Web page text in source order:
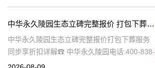
中华永久陵园生态立碑完整报价 打包下葬服务同步享折扣详解
中华永久陵园生态立碑完整报价打包下葬服务
同步享折扣详解☎ 中华永久陵园电话:400-838-
5063中华永久陵园作为国内知名的陵园之一，